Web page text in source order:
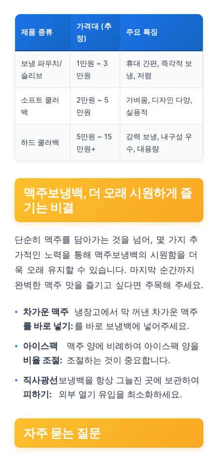
제품 종류
가격대 (추
정)
주요 특징
보냉 파우치/
슬리브
1만원 ~ 3
만원
휴대 간편, 즉각적 보
냉, 저렴
소프트 쿨러
백
2만원 ~ 5
만원
가벼움, 디자인 다양,
실용적
하드 쿨러백
5만원 ~ 15
만원+
강력 보냉, 내구성 우
수, 대용량
맥주보냉백, 더 오래 시원하게 즐
기는 비결
단순히 맥주를 담아가는 것을 넘어, 몇 가지 추
가적인 노력을 통해 맥주보냉백의 시원함을 더
욱 오래 유지할 수 있습니다. 마지막 순간까지
완벽한 맥주 맛을 즐기고 싶다면 주목해 주세요.
차가운 맥주
를 바로 넣기:
냉장고에서 막 꺼낸 차가운 맥주
를 바로 보냉백에 넣어주세요.
아이스팩
비율 조절:
맥주 양에 비례하여 아이스팩 양을
조절하는 것이 중요합니다.
직사광선
피하기:
보냉백을 항상 그늘진 곳에 보관하여
외부 열기 유입을 최소화하세요.
자주 묻는 질문